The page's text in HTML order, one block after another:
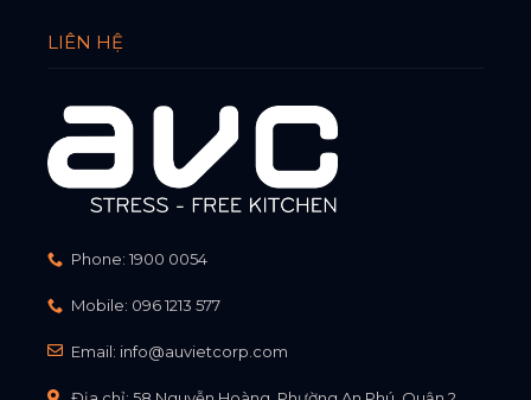
LIÊN HỆ
Phone: 1900 0054
Mobile: 096 1213 577
Email: info@auvietcorp.com